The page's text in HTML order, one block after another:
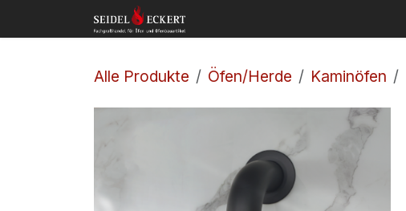
Zum Inhalt springen
Alle Produkte Öfen/Herde Kaminöfen